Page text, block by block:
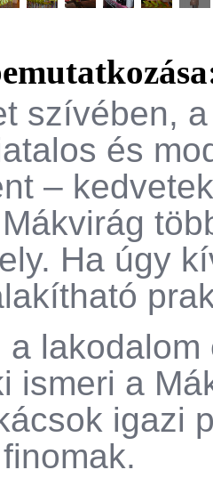
szívében,
és
–
Ha úgy
a
ismeri a
igazi